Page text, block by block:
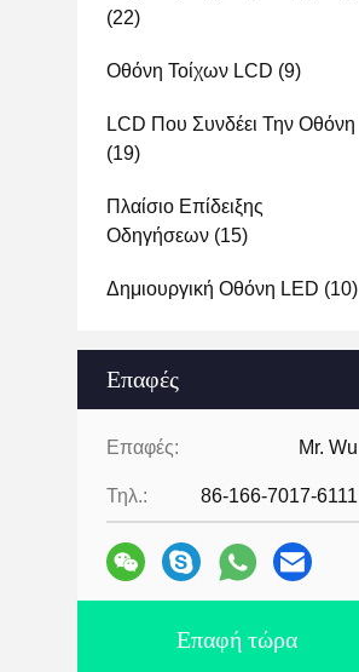
(22)
Οθόνη Τοίχων LCD (9)
LCD Που Συνδέει Την Οθόνη
(19)
Πλαίσιο Επίδειξης
Οδηγήσεων (15)
Δημιουργική Οθόνη LED (10)
Επαφές
Επαφές: Mr. Wu
Τηλ.: 86-166-7017-6111
Επαφή τώρα